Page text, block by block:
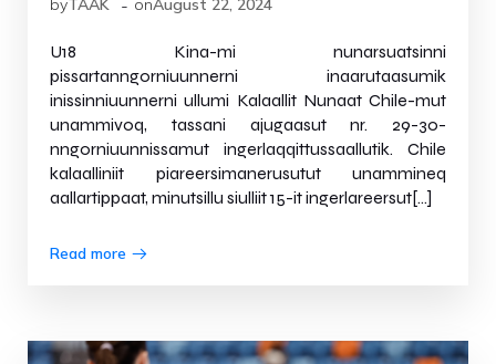
byTAAK - onAugust 22, 2024
U18 Kina-mi nunarsuatsinni
pissartanngorniuunnerni inaarutaasumik
inissinniuunnerni ullumi Kalaallit Nunaat Chile-mut
unammivoq, tassani ajugaasut nr. 29-30-
nngorniuunnissamut ingerlaqqittussaallutik. Chile
kalaalliniit piareersimanerusutut unammineq
aallartippaat, minutsillu siulliit 15-it ingerlareersut[…]
Read more